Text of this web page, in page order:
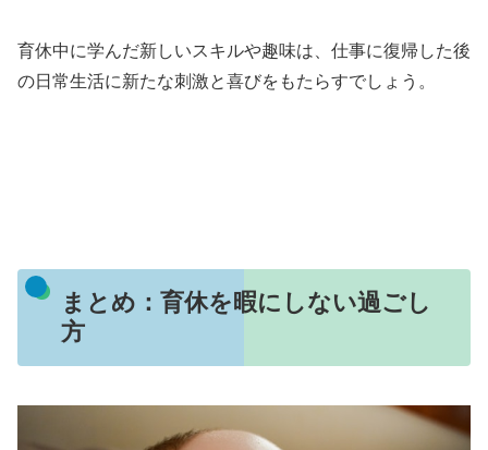
育休中に学んだ新しいスキルや趣味は、仕事に復帰した後
の日常生活に新たな刺激と喜びをもたらすでしょう。
まとめ：育休を暇にしない過ごし
方